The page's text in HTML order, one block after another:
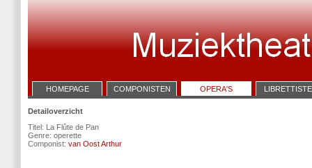
HOMEPAGE COMPONISTEN OPERA'S
Detailoverzicht
Titel: La Flûte de Pan
Genre: operette
Componist: van Oost Arthur